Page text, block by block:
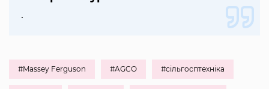
.
#Massey Ferguson #AGCO #сільгосптехніка